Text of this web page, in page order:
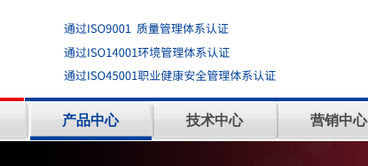
产品中心 技术中心 营销中心